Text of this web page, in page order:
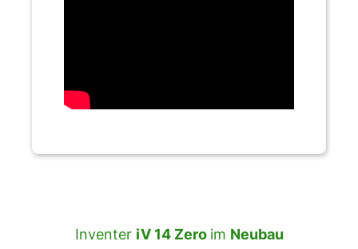
Inventer iV 14 Zero im Neubau